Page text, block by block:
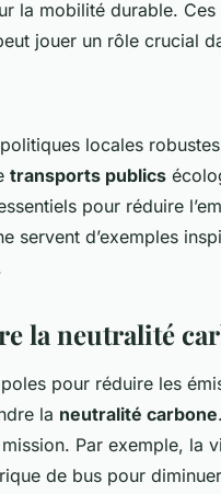
la mobilité durable.
jouer un rôle crucial
locales
transports publics
pour réduire
servent d’exemples
la neutralité
pour réduire les
la neutralité carbone
Par exemple, la
de bus pour